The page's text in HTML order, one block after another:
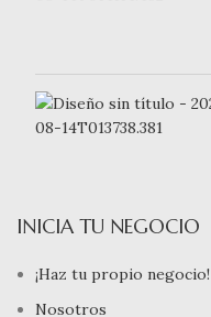
INICIA TU NEGOCIO
¡Haz tu propio negocio!
Nosotros